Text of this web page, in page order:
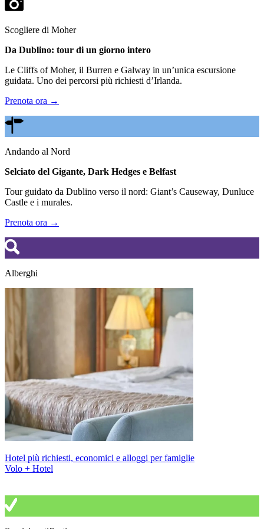
Scogliere di Moher
Da Dublino: tour di un giorno intero
Le Cliffs of Moher, il Burren e Galway in un’unica escursione
guidata. Uno dei percorsi più richiesti d’Irlanda.
Prenota ora →
Andando al Nord
Selciato del Gigante, Dark Hedges e Belfast
Tour guidato da Dublino verso il nord: Giant’s Causeway, Dunluce
Castle e i murales.
Prenota ora →
Alberghi
Hotel più richiesti, economici e alloggi per famiglie
Volo + Hotel